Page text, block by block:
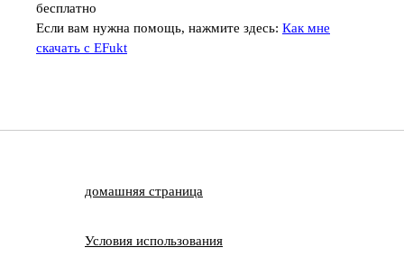
бесплатно
Если вам нужна помощь, нажмите здесь: Как мне
скачать с EFukt
домашняя страница
Условия использования